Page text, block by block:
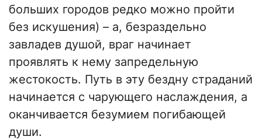
больших городов редко можно пройти
без искушения) – а, безраздельно
завладев душой, враг начинает
проявлять к нему запредельную
жестокость. Путь в эту бездну страданий
начинается с чарующего наслаждения, а
оканчивается безумием погибающей
души.